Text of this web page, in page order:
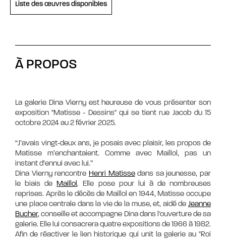
Liste des œuvres disponibles
À PROPOS
La galerie Dina Vierny est heureuse de vous présenter son
exposition "Matisse - Dessins" qui se tient rue Jacob du 15
octobre 2024 au 2 février 2025.
“J’avais vingt-deux ans, je posais avec plaisir, les propos de
Matisse m’enchantaient. Comme avec Maillol, pas un
instant d’ennui avec lui.”
Dina Vierny rencontre Henri Matissedans sa jeunesse, par
le biais de Maillol. Elle pose pour lui à de nombreuses
reprises. Après le décès de Maillol en 1944, Matisse occupe
une place centrale dans la vie de la muse, et, aidé de Jeanne
Bucher, conseille et accompagne Dina dans l'ouverture de sa
galerie. Elle lui consacrera quatre expositions de 1966 à 1982.
Afin de réactiver le lien historique qui unit la galerie au "Roi